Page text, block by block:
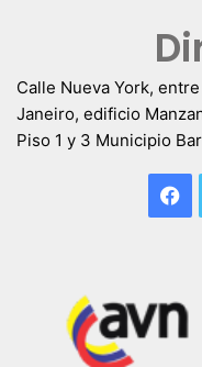
Calle Nueva York,
Janeiro, edificio
Piso 1 y 3 Municipio